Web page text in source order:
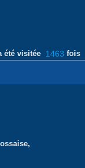
été visitée 1463 fois